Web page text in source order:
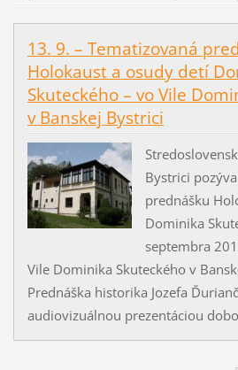
13. 9. – Tematizovaná
Holokaust a osudy detí
Skuteckého – vo Vile
v Banskej Bystrici
Bystrici
prednášku
Dominika
septembra
Vile Dominika Skuteckého v
Prednáška historika Jozefa
audiovizuálnou prezentáciou